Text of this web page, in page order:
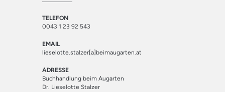
TELEFON
0043 1 23 92 543
EMAIL
lieselotte.stalzer[a]beimaugarten.at
ADRESSE
Buchhandlung beim Augarten
Dr. Lieselotte Stalzer